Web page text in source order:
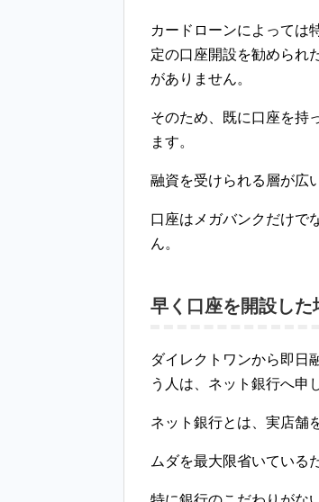
カードローンによっては
定の口座開設を勧められ
がありません。
そのため、既に口座を持
ます。
融資を受けられる層が広
口座はメガバンクだけで
ん。
早く口座を開設し
ダイレクトワンから即日
う人は、ネット銀行へ申
ネット銀行とは、実店舗
ムダを最大限省いている